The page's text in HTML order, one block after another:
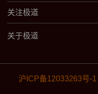
关注极道
关于极道
沪ICP备12033263号-1